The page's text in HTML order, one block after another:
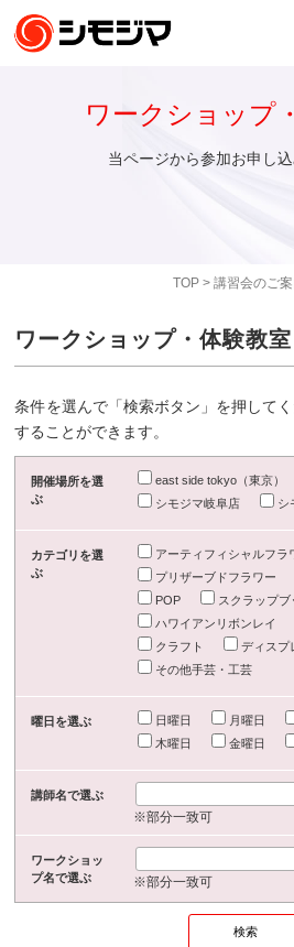
TOP> 講習会のご
ワークショップ
当ページから参加お申し込
ワークショップ・体験教
条件を選んで「検索ボタン」を押して
することができます。
開催場所を選
ぶ
east side tokyo（東京）
シモジマ岐阜店
シ
カテゴリを選
ぶ
アーティフィシャルフラ
プリザーブドフラワー
POP
スクラップブ
ハワイアンリボンレイ
クラフト
ディスプ
その他手芸・工芸
曜日を選ぶ 日曜日 月曜日
木曜日
金曜日
講師名で選ぶ
※部分一致可
ワークショッ
プ名で選ぶ
※部分一致可